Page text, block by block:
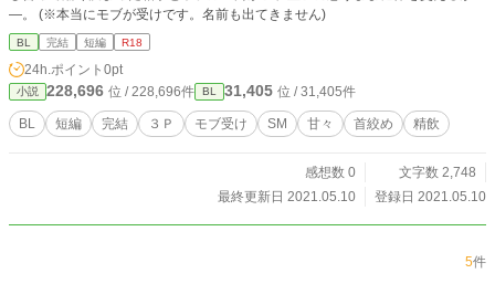
―。 (※本当にモブが受けです。名前も出てきません)
BL 完結 短編 R18
24h.ポイント 0pt
小説 228,696 位 / 228,696件 BL 31,405 位 / 31,405件
BL 短編 完結 ３Ｐ モブ受け SM 甘々 首絞め 精飲
感想数 0
文字数 2,748
最終更新日 2021.05.10
登録日 2021.05.10
5件